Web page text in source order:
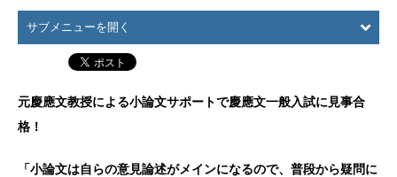
サブメニューを開く
元慶應文教授による小論文サポートで慶應文一般入試に見事合
格！
「小論文は自らの意見論述がメインになるので、普段から疑問に